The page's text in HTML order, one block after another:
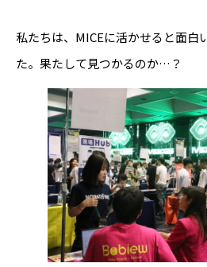
私たちは、MICEに活かせると面白
た。果たして見つかるのか…？